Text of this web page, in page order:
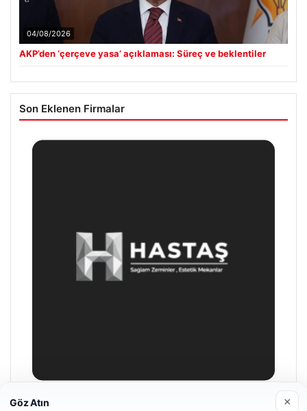
04/08/2026
AKP’den ‘çerçeve yasa’ açıklaması: Süreç ve beklentiler
Son Eklenen Firmalar
Göz Atın ×